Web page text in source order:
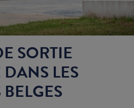
SORTIE
LES